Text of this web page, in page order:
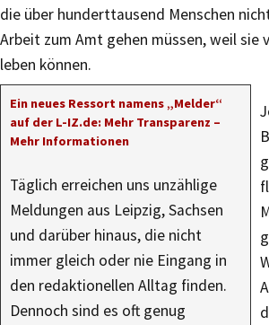
die über hunderttausend Menschen
Arbeit zum Amt gehen müssen, weil sie
leben können.
Ein neues Ressort namens „Melder“
auf der L-IZ.de: Mehr Transparenz –
Mehr Informationen
Täglich erreichen uns unzählige
Meldungen aus Leipzig, Sachsen
und darüber hinaus, die nicht
immer gleich oder nie Eingang in
den redaktionellen Alltag finden.
Dennoch sind es oft genug